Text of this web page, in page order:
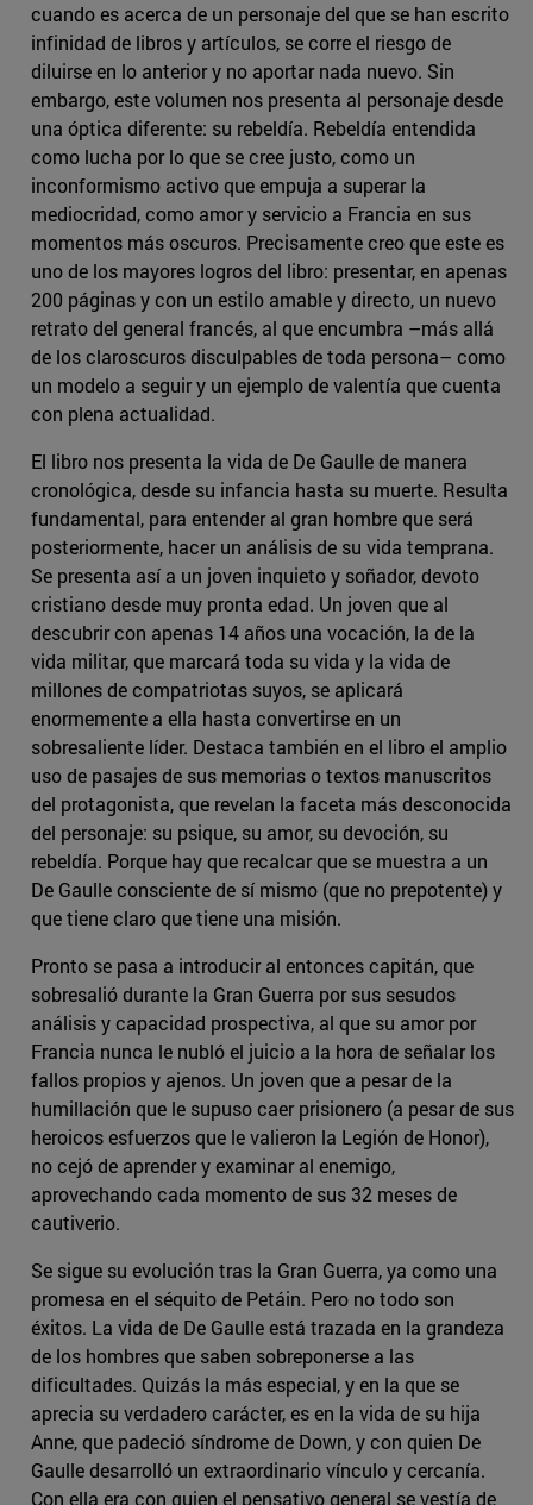
cuando es acerca de un personaje del que se han escrito
infinidad de libros y artículos, se corre el riesgo de
diluirse en lo anterior y no aportar nada nuevo. Sin
embargo, este volumen nos presenta al personaje desde
una óptica diferente: su rebeldía. Rebeldía entendida
como lucha por lo que se cree justo, como un
inconformismo activo que empuja a superar la
mediocridad, como amor y servicio a Francia en sus
momentos más oscuros. Precisamente creo que este es
uno de los mayores logros del libro: presentar, en apenas
200 páginas y con un estilo amable y directo, un nuevo
retrato del general francés, al que encumbra –más allá
de los claroscuros disculpables de toda persona– como
un modelo a seguir y un ejemplo de valentía que cuenta
con plena actualidad.
El libro nos presenta la vida de De Gaulle de manera
cronológica, desde su infancia hasta su muerte. Resulta
fundamental, para entender al gran hombre que será
posteriormente, hacer un análisis de su vida temprana.
Se presenta así a un joven inquieto y soñador, devoto
cristiano desde muy pronta edad. Un joven que al
descubrir con apenas 14 años una vocación, la de la
vida militar, que marcará toda su vida y la vida de
millones de compatriotas suyos, se aplicará
enormemente a ella hasta convertirse en un
sobresaliente líder. Destaca también en el libro el amplio
uso de pasajes de sus memorias o textos manuscritos
del protagonista, que revelan la faceta más desconocida
del personaje: su psique, su amor, su devoción, su
rebeldía. Porque hay que recalcar que se muestra a un
De Gaulle consciente de sí mismo (que no prepotente) y
que tiene claro que tiene una misión.
Pronto se pasa a introducir al entonces capitán, que
sobresalió durante la Gran Guerra por sus sesudos
análisis y capacidad prospectiva, al que su amor por
Francia nunca le nubló el juicio a la hora de señalar los
fallos propios y ajenos. Un joven que a pesar de la
humillación que le supuso caer prisionero (a pesar de sus
heroicos esfuerzos que le valieron la Legión de Honor),
no cejó de aprender y examinar al enemigo,
aprovechando cada momento de sus 32 meses de
cautiverio.
Se sigue su evolución tras la Gran Guerra, ya como una
promesa en el séquito de Petáin. Pero no todo son
éxitos. La vida de De Gaulle está trazada en la grandeza
de los hombres que saben sobreponerse a las
dificultades. Quizás la más especial, y en la que se
aprecia su verdadero carácter, es en la vida de su hija
Anne, que padeció síndrome de Down, y con quien De
Gaulle desarrolló un extraordinario vínculo y cercanía.
Con ella era con quien el pensativo general se vestía de